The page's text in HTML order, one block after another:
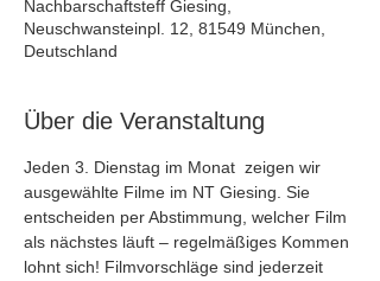
Nachbarschaftsteff Giesing,
Neuschwansteinpl. 12, 81549 München,
Deutschland
Über die Veranstaltung
Jeden 3. Dienstag im Monat  zeigen wir
ausgewählte Filme im NT Giesing. Sie
entscheiden per Abstimmung, welcher Film
als nächstes läuft – regelmäßiges Kommen
lohnt sich! Filmvorschläge sind jederzeit